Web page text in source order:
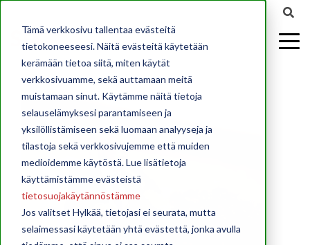
Tämä verkkosivu tallentaa evästeitä
tietokoneeseesi. Näitä evästeitä käytetään
kerämään tietoa siitä, miten käytät
verkkosivuamme, sekä auttamaan meitä
muistamaan sinut. Käytämme näitä tietoja
selauselämyksesi parantamiseen ja
yksilöllistämiseen sekä luomaan analyyseja ja
tilastoja sekä verkkosivujemme että muiden
medioidemme käytöstä. Lue lisätietoja
käyttämistämme evästeistä
tietosuojakäytännöstämme
Jos valitset Hylkää, tietojasi ei seurata, mutta
selaimessasi käytetään yhtä evästettä, jonka avulla